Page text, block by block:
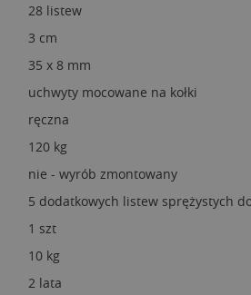
28 listew
3 cm
35 x 8 mm
uchwyty mocowane na kołki
ręczna
120 kg
nie - wyrób zmontowany
5 dodatkowych listew sprężystych
1 szt
10 kg
2 lata